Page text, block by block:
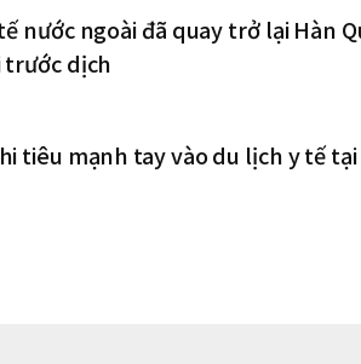
nước ngoài đã quay trở lại Hàn
trước dịch
tiêu mạnh tay vào du lịch y tế tại